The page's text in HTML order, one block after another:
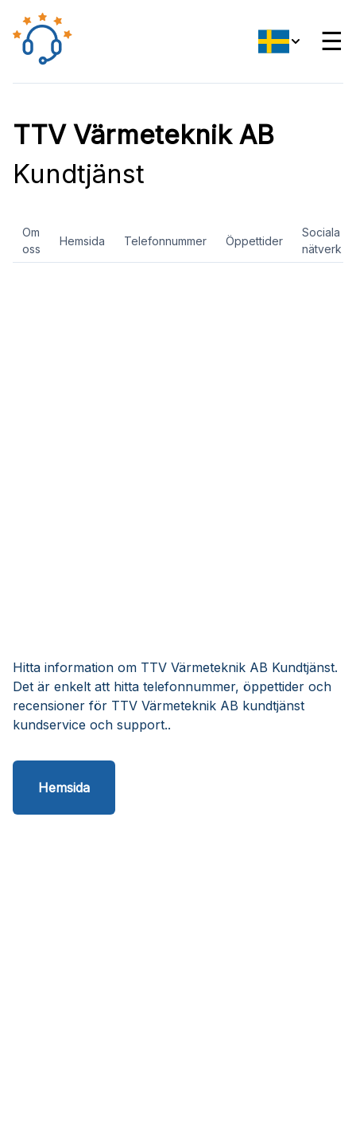
☰
TTV Värmeteknik AB
Kundtjänst
Om
oss
Hemsida Telefonnummer Öppettider
Sociala
nätverk
Hitta information om TTV Värmeteknik AB Kundtjänst.
Det är enkelt att hitta telefonnummer, öppettider och
recensioner för TTV Värmeteknik AB kundtjänst
kundservice och support..
Hemsida